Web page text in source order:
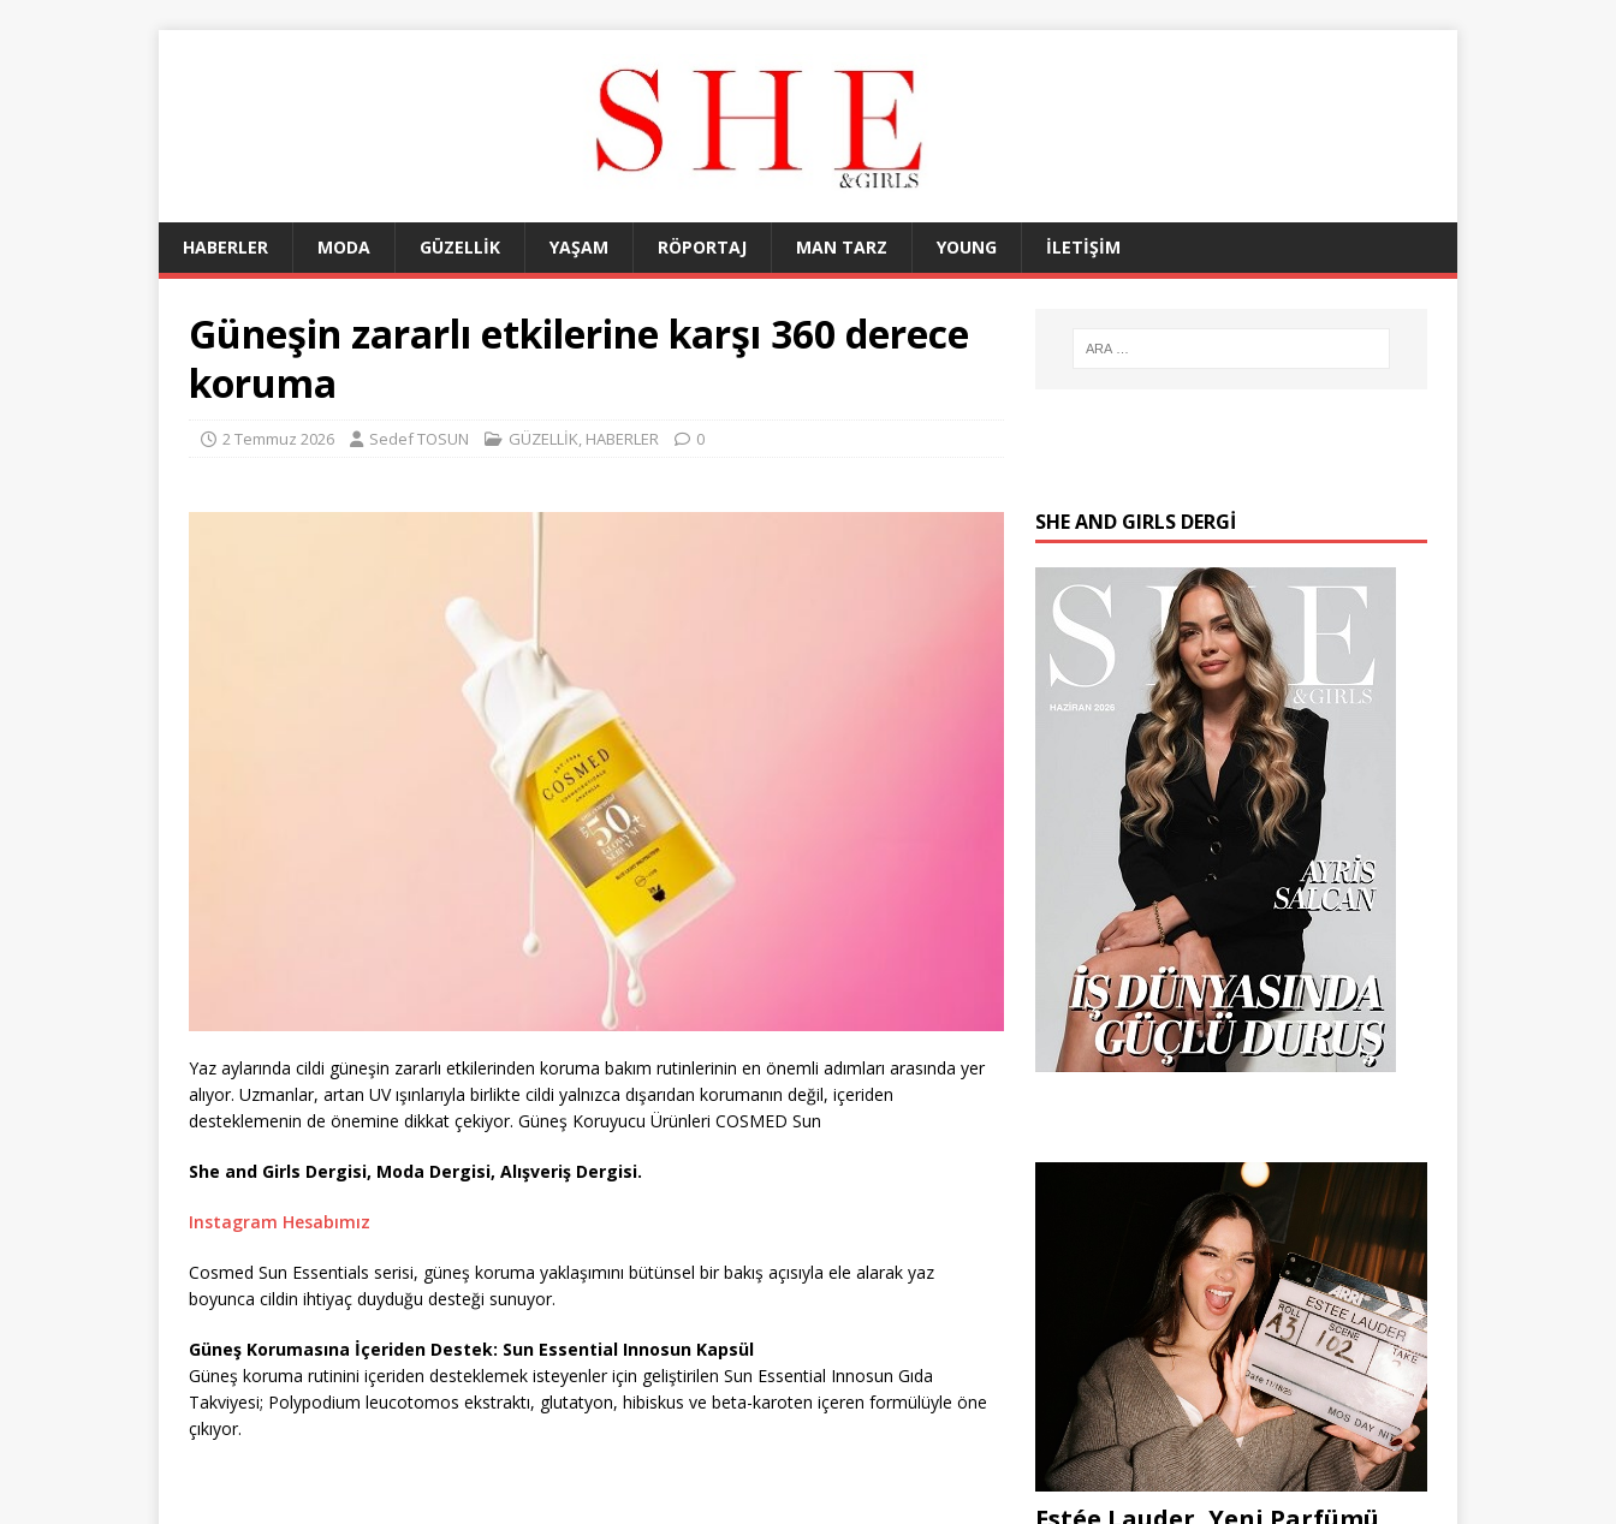
HABERLER MODA GÜZELLİK YAŞAM RÖPORTAJ MAN TARZ YOUNG İLETİŞİM
Güneşin zararlı etkilerine karşı 360 derece
koruma
2 Temmuz 2026 Sedef TOSUN GÜZELLİK, HABERLER 0
Yaz aylarında cildi güneşin zararlı etkilerinden koruma bakım rutinlerinin en önemli adımları arasında yer
alıyor. Uzmanlar, artan UV ışınlarıyla birlikte cildi yalnızca dışarıdan korumanın değil, içeriden
desteklemenin de önemine dikkat çekiyor. Güneş Koruyucu Ürünleri COSMED Sun
She and Girls Dergisi, Moda Dergisi, Alışveriş Dergisi.
Instagram Hesabımız
Cosmed Sun Essentials serisi, güneş koruma yaklaşımını bütünsel bir bakış açısıyla ele alarak yaz
boyunca cildin ihtiyaç duyduğu desteği sunuyor.
Güneş Korumasına İçeriden Destek: Sun Essential Innosun Kapsül
Güneş koruma rutinini içeriden desteklemek isteyenler için geliştirilen Sun Essential Innosun Gıda
Takviyesi; Polypodium leucotomos ekstraktı, glutatyon, hibiskus ve beta-karoten içeren formülüyle öne
çıkıyor.
SHE AND GIRLS DERGİ